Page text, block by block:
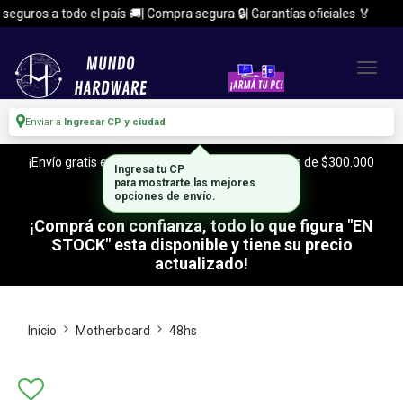
a todo el país 🚚| Compra segura 🔒| Garantías oficiales 🏅
Enviar a Ingresar CP y ciudad
¡Envío gratis en CABA y Zona Sur, con tu compra de $300.000
o mas!
¡Comprá con confianza, todo lo que figura "EN
STOCK" esta disponible y tiene su precio
actualizado!
Inicio Motherboard 48hs
Ingresa tu CP
para mostrarte las mejores
opciones de envío.